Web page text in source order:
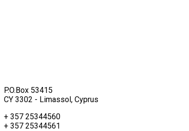
P.O.Box 53415
CY 3302 - Limassol, Cyprus
+ 357 25344560
+ 357 25344561